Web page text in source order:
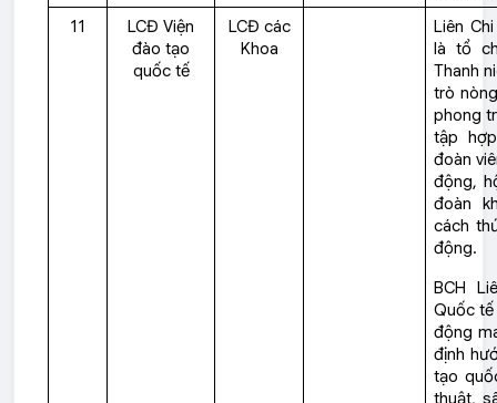
11
LCĐ Viện
đào tạo
quốc tế
LCĐ các
Khoa
Liên
là tổ
Thanh
trò
phong
tập
đoàn
động,
đoàn
cách
động.
BCH
Quốc
động
định
tạo